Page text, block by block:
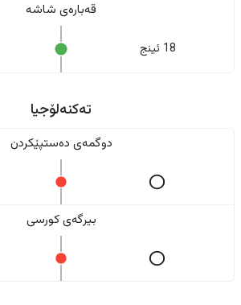
قەبارەی شاشە
18 ئینج
تەکنەلۆجیا
دوگمەی دەستپێکردن
بیرگەی کورسی